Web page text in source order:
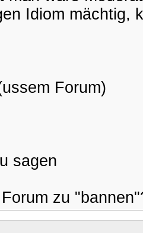
Idiom mächtig,
Forum)
sagen
zu